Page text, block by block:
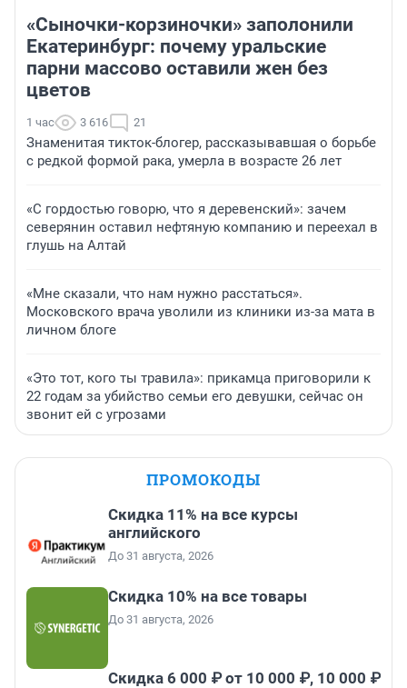
«Сыночки-корзиночки» заполонили
Екатеринбург: почему уральские
парни массово оставили жен без
цветов
1 час 3 616 21
Знаменитая тикток-блогер, рассказывавшая о борьбе
с редкой формой рака, умерла в возрасте 26 лет
«С гордостью говорю, что я деревенский»: зачем
северянин оставил нефтяную компанию и переехал в
глушь на Алтай
«Мне сказали, что нам нужно расстаться».
Московского врача уволили из клиники из-за мата в
личном блоге
«Это тот, кого ты травила»: прикамца приговорили к
22 годам за убийство семьи его девушки, сейчас он
звонит ей с угрозами
ПРОМОКОДЫ
Скидка 11% на все курсы
английского
До 31 августа, 2026
Скидка 10% на все товары
До 31 августа, 2026
Скидка 6 000 ₽ от 10 000 ₽, 10 000 ₽